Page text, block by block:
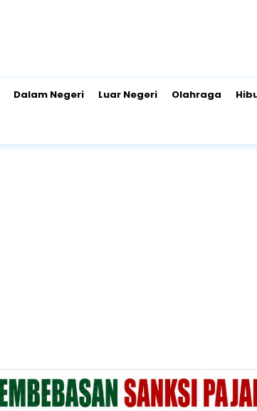
Dalam Negeri Luar Negeri Olahraga